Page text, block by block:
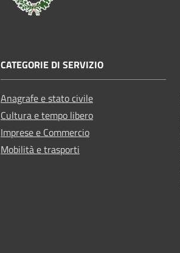
CATEGORIE DI SERVIZIO
Anagrafe e stato civile
Cultura e tempo libero
Imprese e Commercio
Mobilità e trasporti